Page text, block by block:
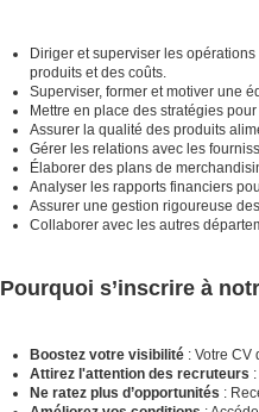
Diriger et superviser les
produits et des coûts.
Superviser, former et motiver une
Mettre en place des stratégies
Assurer la qualité des produits
Gérer les relations avec les
Élaborer des plans de
Analyser les rapports financiers
Assurer une gestion rigoureuse
Collaborer avec les autres
Pourquoi s’inscrire à
Boostez votre visibilité : Votre CV
Attirez l'attention des recruteurs
Ne ratez plus d’opportunités :